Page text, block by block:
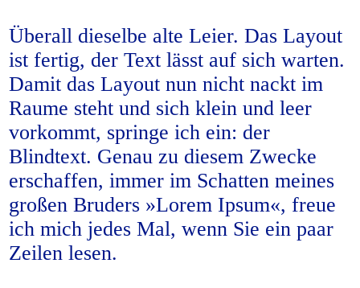
Überall dieselbe alte Leier. Das Layout
ist fertig, der Text lässt auf sich warten.
Damit das Layout nun nicht nackt im
Raume steht und sich klein und leer
vorkommt, springe ich ein: der
Blindtext. Genau zu diesem Zwecke
erschaffen, immer im Schatten meines
großen Bruders »Lorem Ipsum«, freue
ich mich jedes Mal, wenn Sie ein paar
Zeilen lesen.